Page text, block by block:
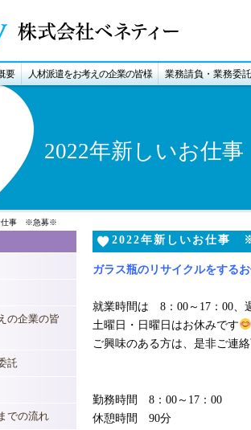
要 人材派遣をお考えの企業の皆様 業務請負・業務委託
2022年新しいお仕
仕事 ※急募※
2022年新しいお仕事
ガラス瓶のリサイクルをするお
就業時間は 8：00～17：00、
土曜日・日曜日はお休みです
ご興味のある方は、是非ご連
勤務時間 8：00～17：00
休憩時間 90分
の企業の皆
託
での流れ